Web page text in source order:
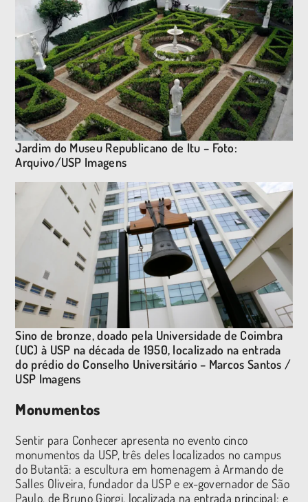
Jardim do Museu Republicano de Itu – Foto:
Arquivo/USP Imagens
Sino de bronze, doado pela Universidade de Coimbra
(UC) à USP na década de 1950, localizado na entrada
do prédio do Conselho Universitário – Marcos Santos /
USP Imagens
Monumentos
Sentir para Conhecer apresenta no evento cinco
monumentos da USP, três deles localizados no campus
do Butantã: a escultura em homenagem à Armando de
Salles Oliveira, fundador da USP e ex-governador de São
Paulo, de Bruno Giorgi, localizada na entrada principal; e